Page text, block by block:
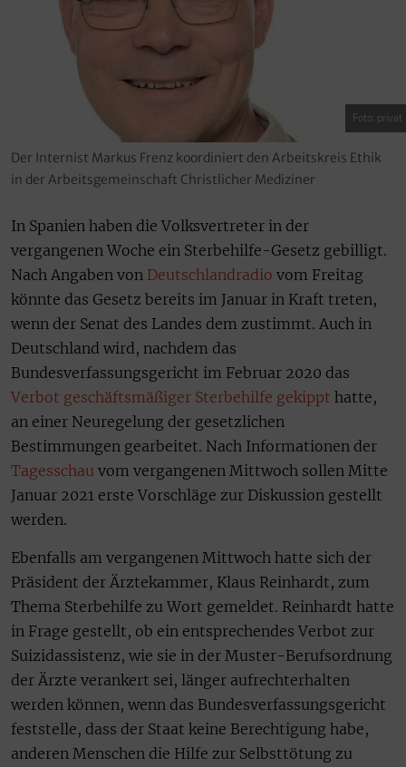
Foto: privat
Der Internist Markus Frenz koordiniert den Arbeitskreis Ethik
in der Arbeitsgemeinschaft Christlicher Mediziner
In Spanien haben die Volksvertreter in der
vergangenen Woche ein Sterbehilfe-Gesetz gebilligt.
Nach Angaben von Deutschlandradio vom Freitag
könnte das Gesetz bereits im Januar in Kraft treten,
wenn der Senat des Landes dem zustimmt. Auch in
Deutschland wird, nachdem das
Bundesverfassungsgericht im Februar 2020 das
Verbot geschäftsmäßiger Sterbehilfe gekippt hatte,
an einer Neuregelung der gesetzlichen
Bestimmungen gearbeitet. Nach Informationen der
Tagesschau vom vergangenen Mittwoch sollen Mitte
Januar 2021 erste Vorschläge zur Diskussion gestellt
werden.
Ebenfalls am vergangenen Mittwoch hatte sich der
Präsident der Ärztekammer, Klaus Reinhardt, zum
Thema Sterbehilfe zu Wort gemeldet. Reinhardt hatte
in Frage gestellt, ob ein entsprechendes Verbot zur
Suizidassistenz, wie sie in der Muster-Berufsordnung
der Ärzte verankert sei, länger aufrechterhalten
werden können, wenn das Bundesverfassungsgericht
feststelle, dass der Staat keine Berechtigung habe,
anderen Menschen die Hilfe zur Selbsttötung zu